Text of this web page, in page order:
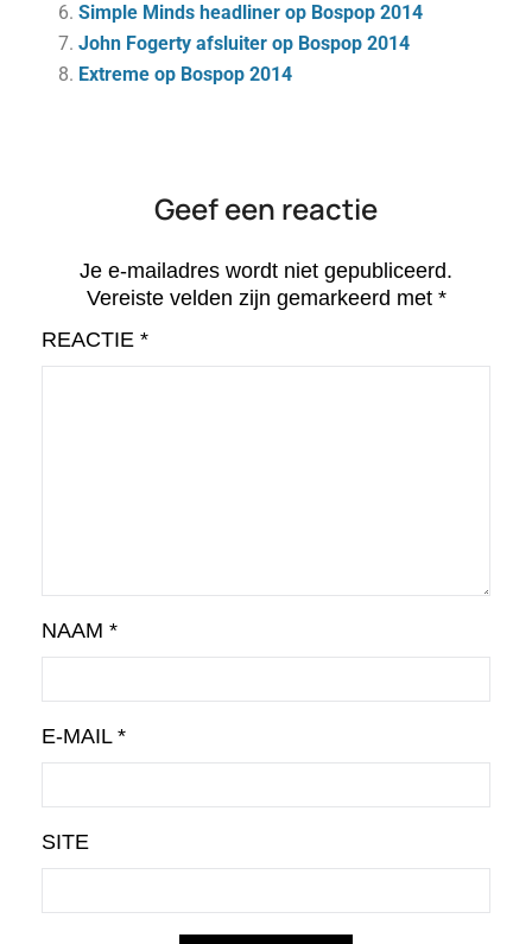
Simple Minds headliner op Bospop 2014
John Fogerty afsluiter op Bospop 2014
Extreme op Bospop 2014
Geef een reactie
Je e-mailadres wordt niet gepubliceerd.
Vereiste velden zijn gemarkeerd met *
REACTIE *
NAAM *
E-MAIL *
SITE